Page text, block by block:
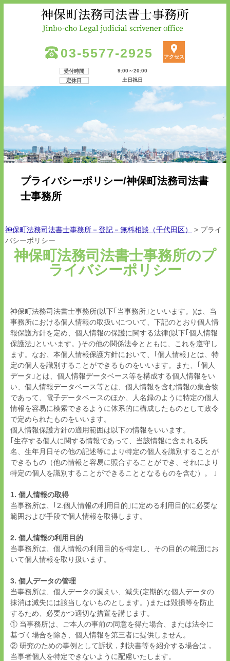
03-5577-2925 アクセス
受付時間
9:00～20:00
定休日
土日祝日
プライバシーポリシー/神保町法務司法書
士事務所
神保町法務司法書士事務所－登記－無料相談（千代田区） > プライ
バシーポリシー
神保町法務司法書士事務所のプ
ライバシーポリシー
神保町法務司法書士事務所(以下｢当事務所｣といいます。)は、当
事務所における個人情報の取扱いについて、下記のとおり個人情
報保護方針を定め、個人情報の保護に関する法律(以下｢個人情報
保護法｣といいます。)その他の関係法令とともに、これを遵守し
ます。なお、本個人情報保護方針において、｢個人情報｣とは、特
定の個人を識別することができるものをいいます。また、｢個人
データ｣とは、個人情報データベース等を構成する個人情報をい
い、個人情報データベース等とは、個人情報を含む情報の集合物
であって、電子データベースのほか、人名録のように特定の個人
情報を容易に検索できるように体系的に構成したものとして政令
で定められたものをいいます。
個人情報保護方針の適用範囲は以下の情報をいいます。
｢生存する個人に関する情報であって、当該情報に含まれる氏
名、生年月日その他の記述等により特定の個人を識別することが
できるもの（他の情報と容易に照合することができ、それにより
特定の個人を識別することができることとなるものを含む）。 ｣
1. 個人情報の取得
当事務所は、｢2.個人情報の利用目的｣に定める利用目的に必要な
範囲および手段で個人情報を取得します。
2. 個人情報の利用目的
当事務所は、個人情報の利用目的を特定し、その目的の範囲にお
いて個人情報を取り扱います。
3. 個人データの管理
当事務所は、個人データの漏えい、滅失(定期的な個人データの
抹消は滅失には該当しないものとします。)または毀損等を防止
するため、必要かつ適切な措置を講じます。
① 当事務所は、ご本人の事前の同意を得た場合、または法令に
基づく場合を除き、個人情報を第三者に提供しません。
② 研究のための事例として訴状，判決書等を紹介する場合は，
当事者個人を特定できないように配慮いたします。